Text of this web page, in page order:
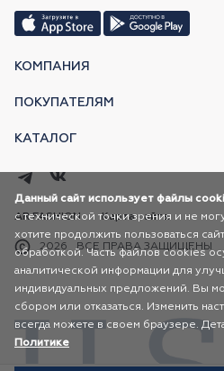
КОМПАНИЯ
ПОКУПАТЕЛЯМ
КАТАЛОГ
2026 ВСЕ ПРАВА ЗАЩИЩЕНЫ
AR FASHION Карта сайта
Данный сайт использует файлы
с технической точки зрения и не
хотите продолжить пользоваться
обработкой. Часть файлов cookies
аналитической информации для
индивидуальных предложений. Вы
сбором или отказаться. Изменить
всегда можете в своем браузере.
Политике